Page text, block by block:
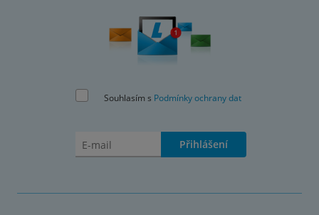
Souhlasím s Podmínky ochrany dat
Přihlášení